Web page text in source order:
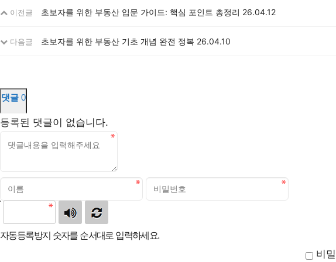
이전글 초보자를 위한 부동산 입문 가이드: 핵심 포인트 총정리 26.04.12
다음글 초보자를 위한 부동산 기초 개념 완전 정복 26.04.10
댓글 0
등록된 댓글이 없습니다.
자동등록방지 숫자를 순서대로 입력하세요.
비